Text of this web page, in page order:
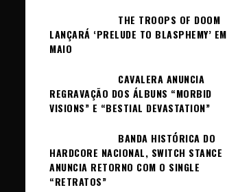
THE TROOPS OF DOOM
LANÇARÁ ‘PRELUDE TO BLASPHEMY’ EM
MAIO
CAVALERA ANUNCIA
REGRAVAÇÃO DOS ÁLBUNS “MORBID
VISIONS” E “BESTIAL DEVASTATION”
BANDA HISTÓRICA DO
HARDCORE NACIONAL, SWITCH STANCE
ANUNCIA RETORNO COM O SINGLE
“RETRATOS”